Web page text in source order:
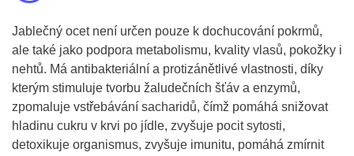
Jablečný ocet není určen pouze k dochucování pokrmů,
ale také jako podpora metabolismu, kvality vlasů, pokožky i
nehtů. Má antibakteriální a protizánětlivé vlastnosti, díky
kterým stimuluje tvorbu žaludečních šťáv a enzymů,
zpomaluje vstřebávání sacharidů, čímž pomáhá snižovat
hladinu cukru v krvi po jídle, zvyšuje pocit sytosti,
detoxikuje organismus, zvyšuje imunitu, pomáhá zmírnit